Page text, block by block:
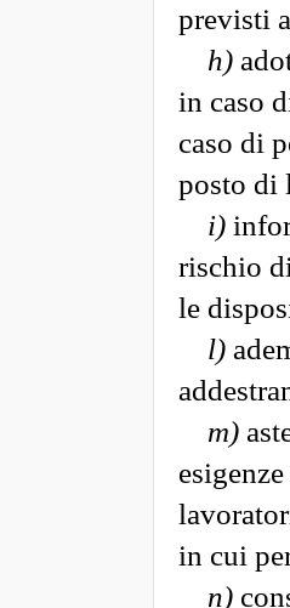
previsti
h)
in caso
caso di
posto di
i)
rischio
le
l)
m)
in cui
n)